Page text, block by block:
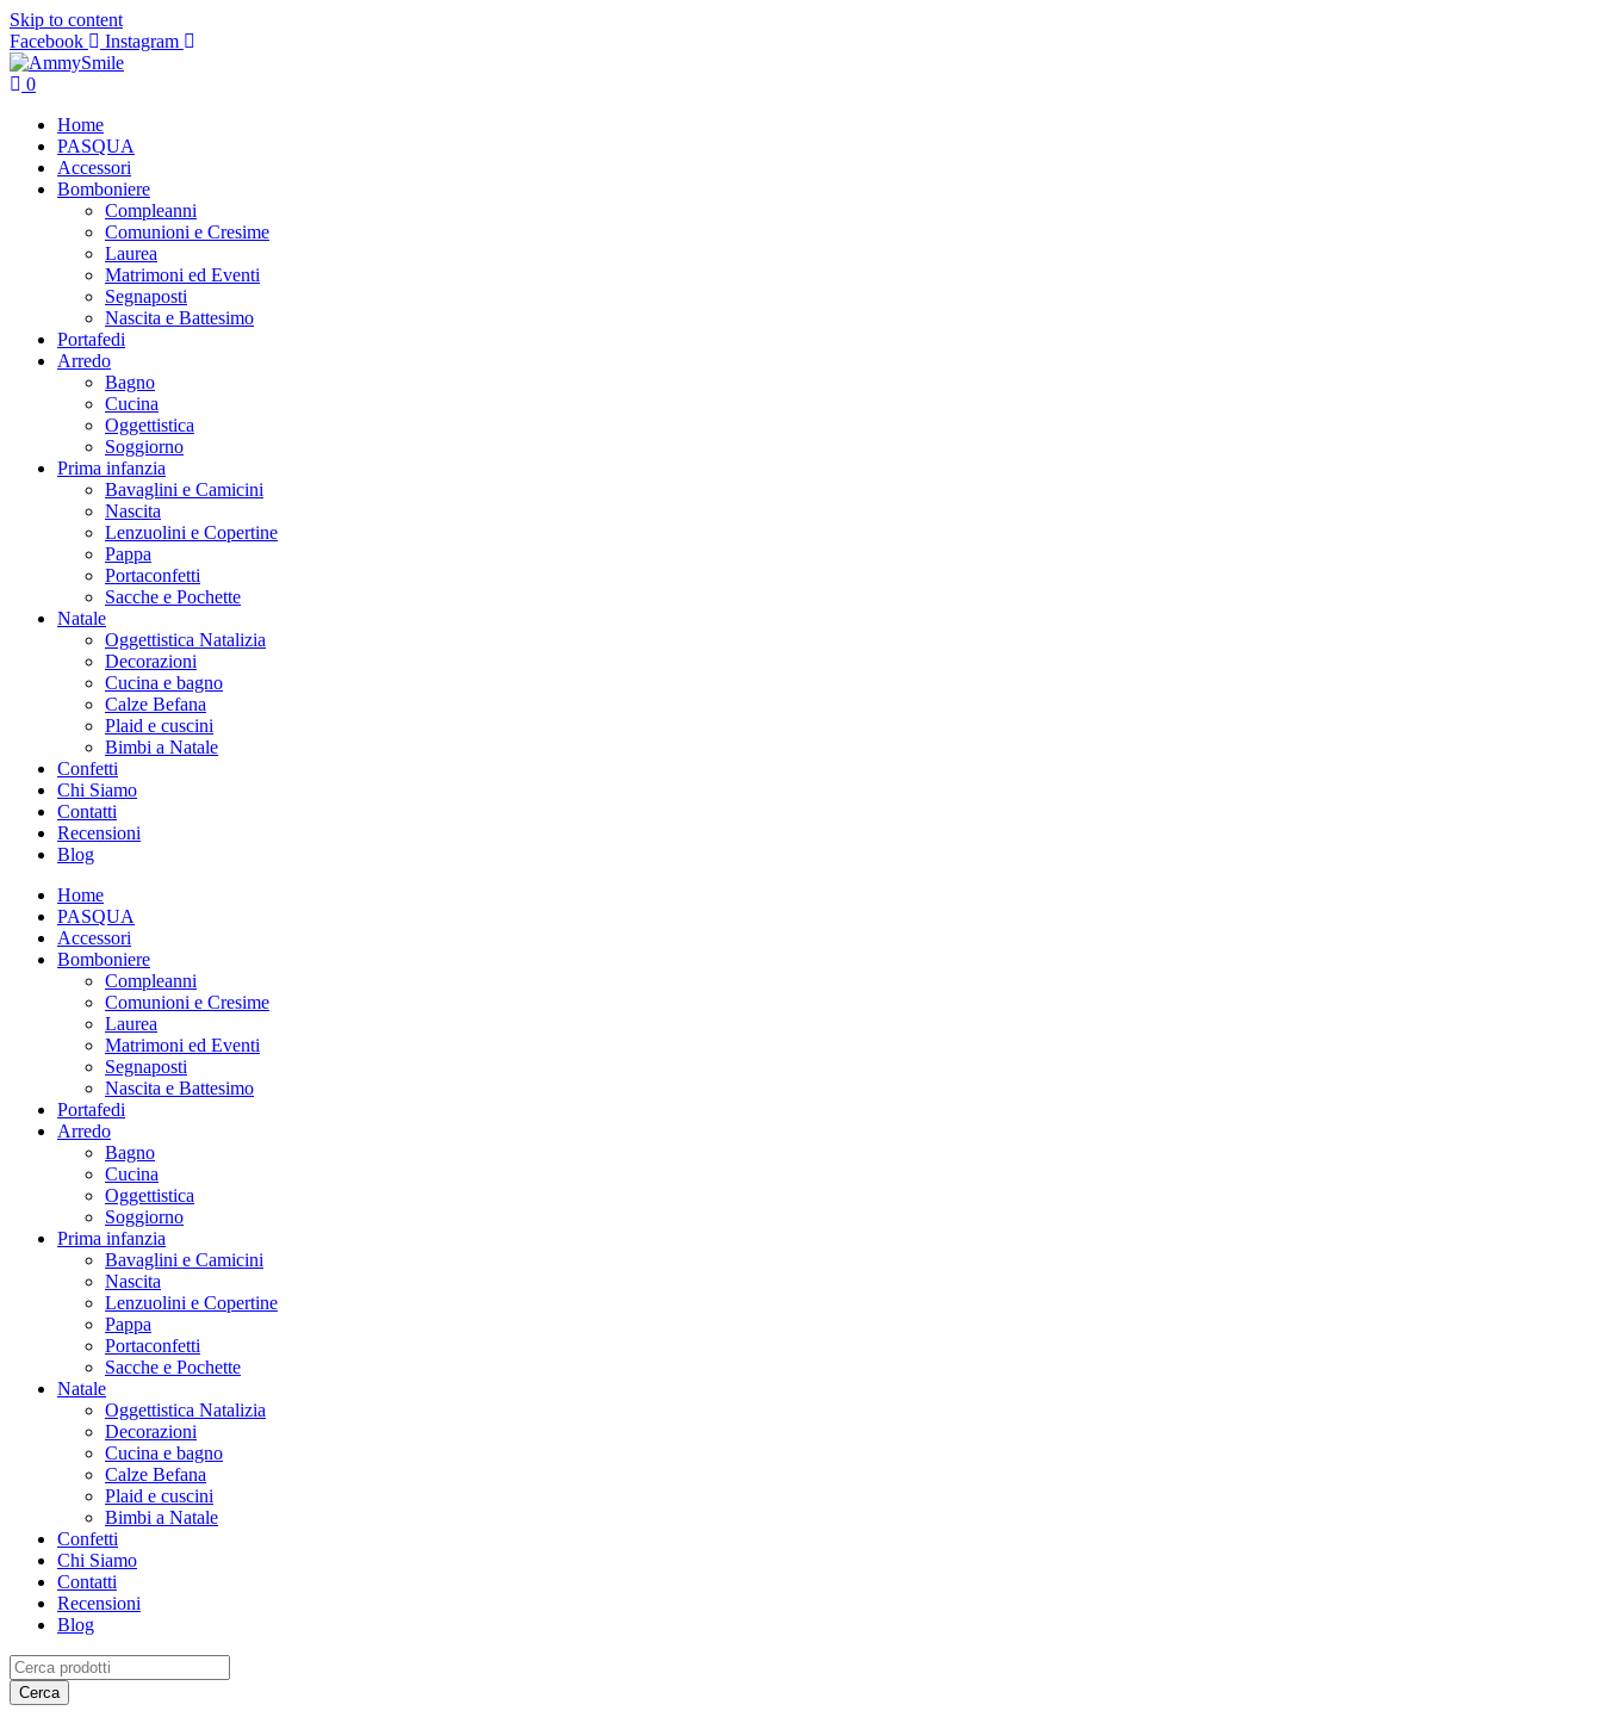
Skip to content
Facebook
Instagram
0
Home
PASQUA
Accessori
Bomboniere
Compleanni
Comunioni e Cresime
Laurea
Matrimoni ed Eventi
Segnaposti
Nascita e Battesimo
Portafedi
Arredo
Bagno
Cucina
Oggettistica
Soggiorno
Prima infanzia
Bavaglini e Camicini
Nascita
Lenzuolini e Copertine
Pappa
Portaconfetti
Sacche e Pochette
Natale
Oggettistica Natalizia
Decorazioni
Cucina e bagno
Calze Befana
Plaid e cuscini
Bimbi a Natale
Confetti
Chi Siamo
Contatti
Recensioni
Blog
Home
PASQUA
Accessori
Bomboniere
Compleanni
Comunioni e Cresime
Laurea
Matrimoni ed Eventi
Segnaposti
Nascita e Battesimo
Portafedi
Arredo
Bagno
Cucina
Oggettistica
Soggiorno
Prima infanzia
Bavaglini e Camicini
Nascita
Lenzuolini e Copertine
Pappa
Portaconfetti
Sacche e Pochette
Natale
Oggettistica Natalizia
Decorazioni
Cucina e bagno
Calze Befana
Plaid e cuscini
Bimbi a Natale
Confetti
Chi Siamo
Contatti
Recensioni
Blog